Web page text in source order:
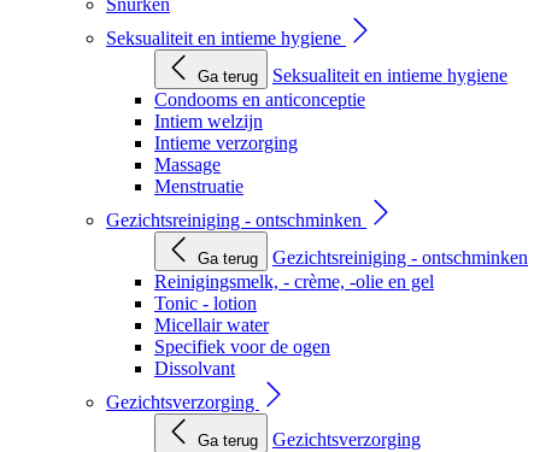
Snurken
Seksualiteit en intieme hygiene
Ga terug
Seksualiteit en intieme hygiene
Condooms en anticonceptie
Intiem welzijn
Intieme verzorging
Massage
Menstruatie
Gezichtsreiniging - ontschminken
Ga terug
Gezichtsreiniging - ontschminken
Reinigingsmelk, - crème, -olie en gel
Tonic - lotion
Micellair water
Specifiek voor de ogen
Dissolvant
Gezichtsverzorging
Ga terug
Gezichtsverzorging